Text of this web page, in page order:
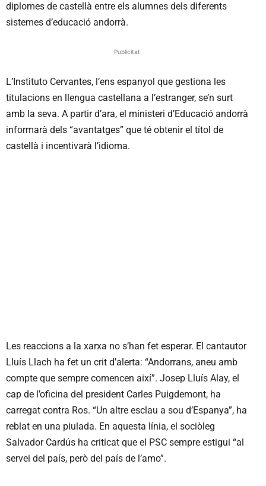
diplomes de castellà entre els alumnes dels diferents
sistemes d’educació andorrà.
Publicitat
L’Instituto Cervantes, l’ens espanyol que gestiona les
titulacions en llengua castellana a l’estranger, se’n surt
amb la seva. A partir d’ara, el ministeri d’Educació andorrà
informarà dels “avantatges” que té obtenir el títol de
castellà i incentivarà l’idioma.
Les reaccions a la xarxa no s’han fet esperar. El cantautor
Lluís Llach ha fet un crit d’alerta: “Andorrans, aneu amb
compte que sempre comencen així”. Josep Lluís Alay, el
cap de l’oficina del president Carles Puigdemont, ha
carregat contra Ros. “Un altre esclau a sou d’Espanya”, ha
reblat en una piulada. En aquesta línia, el sociòleg
Salvador Cardús ha criticat que el PSC sempre estigui “al
servei del país, però del país de l’amo”.